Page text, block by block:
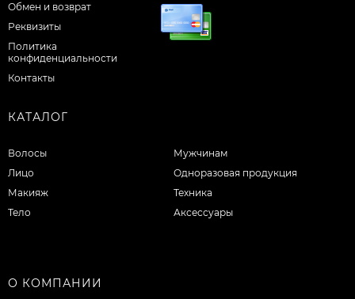
Обмен и возврат
Реквизиты
Политика
конфиденциальности
Контакты
КАТАЛОГ
Волосы
Лицо
Макияж
Тело
Мужчинам
Одноразовая продукция
Техника
Аксессуары
О КОМПАНИИ